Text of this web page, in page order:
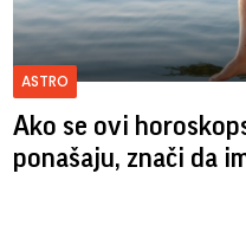
ASTRO
Ako se ovi
ponašaju, znači da